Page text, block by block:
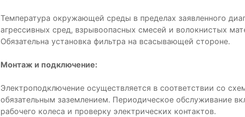
Температура окружающей среды в пределах заявленного
агрессивных сред, взрывоопасных смесей и волокнистых
Обязательна установка фильтра на всасывающей стороне.
Монтаж и подключение:
Электроподключение осуществляется в соответствии со
обязательным заземлением. Периодическое обслуживание
рабочего колеса и проверку электрических контактов.